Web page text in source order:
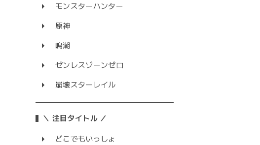
モンスターハンター
原神
鳴潮
ゼンレスゾーンゼロ
崩壊スターレイル
＼ 注目タイトル ／
どこでもいっしょ